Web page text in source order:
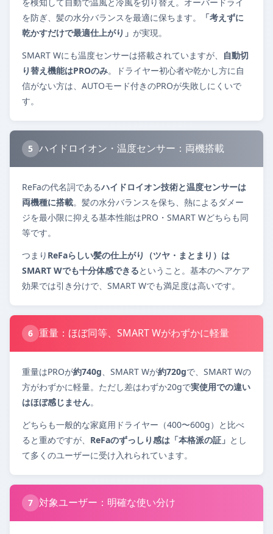
を防ぎ、髪の水分バランスを最適に保ちます。
「考えずに
乾かすだけで最適仕上がり」 が実現。
SMART Wにも温度センサーは搭載されていますが、
自動切
り替え機能はPROのみ。ドライヤー初心者や乾かし方に自
信がない方は、AUTOモード付きのPROが失敗しにくいで
す。
5 ハイドロイオン・温度センサー：両機搭載
ReFaの代名詞であるハイドロイオン技術と温度センサーは
両機種に搭載。髪の水分バランスを保ち、熱によるダメー
ジを最小限に抑える基本性能はPRO・SMART Wどちらも同
等です。
つまり ReFaらしい髪の仕上がり（ツヤ・まとまり）は
SMART Wでも十分体感できるということ。基本のヘアケア
効果では引き分けで、SMART Wでも満足度は高いです。
6 重量：ほぼ同等、SMART Wがわずかに軽量
重量はPROが約740g 、SMART Wが約720gで、SMART Wの
方がわずかに軽量。ただし差はわずか20gで実使用での違い
はほぼ感じません。
どちらも一般的な家庭用ドライヤー（400〜600g）と比べ
ると重めですが、 ReFaのずっしり感は「本格派の証」 とし
て多くのユーザーに受け入れられています。
7 対象ユーザー：明確な使い分け